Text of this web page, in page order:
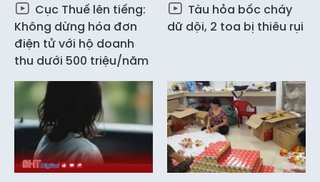
Cục Thuế lên tiếng:
Không dừng hóa đơn
điện tử với hộ doanh
thu dưới 500 triệu/năm
Tàu hỏa bốc cháy
dữ dội, 2 toa bị thiêu rụi